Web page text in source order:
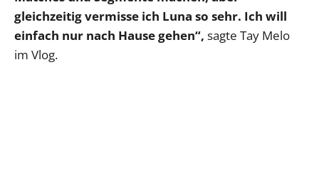
gleichzeitig vermisse ich Luna so sehr. Ich will
einfach nur nach Hause gehen“, sagte Tay Melo
im Vlog.